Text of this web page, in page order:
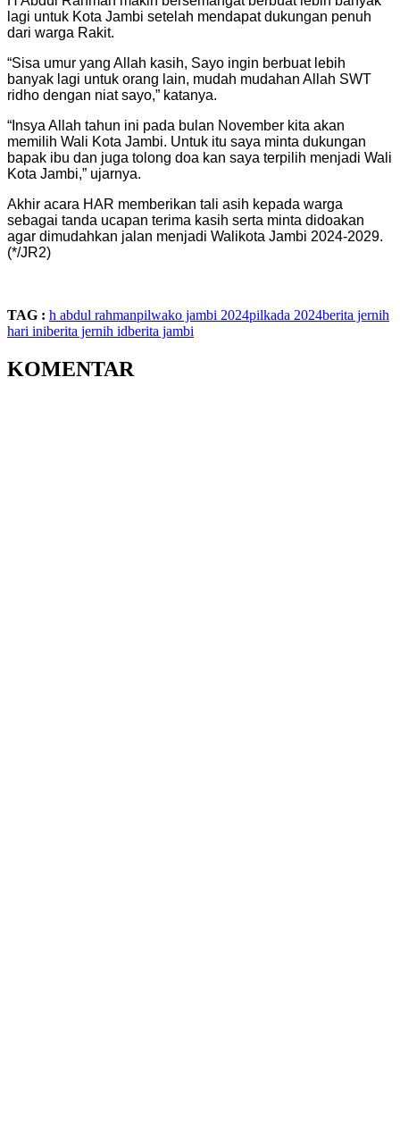
lagi untuk Kota Jambi setelah mendapat dukungan penuh
dari warga Rakit.
“Sisa umur yang Allah kasih, Sayo ingin berbuat lebih
banyak lagi untuk orang lain, mudah mudahan Allah SWT
ridho dengan niat sayo,” katanya.
“Insya Allah tahun ini pada bulan November kita akan
memilih Wali Kota Jambi. Untuk itu saya minta dukungan
bapak ibu dan juga tolong doa kan saya terpilih menjadi Wali
Kota Jambi,” ujarnya.
Akhir acara HAR memberikan tali asih kepada warga
sebagai tanda ucapan terima kasih serta minta didoakan
agar dimudahkan jalan menjadi Walikota Jambi 2024-2029.
(*/JR2)
TAG : h abdul rahmanpilwako jambi 2024pilkada 2024berita jernih
hari iniberita jernih idberita jambi
KOMENTAR